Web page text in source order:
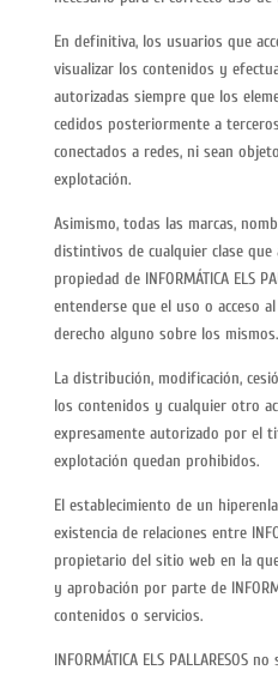
En definitiva, los usuarios que
visualizar los contenidos y
autorizadas siempre que los
cedidos posteriormente a
conectados a redes, ni sean
explotación.
Asimismo, todas las marcas,
distintivos de cualquier clase
propiedad de INFORMÁTICA ELS
entenderse que el uso o acceso
derecho alguno sobre los mismos.
La distribución, modificación,
los contenidos y cualquier otro
expresamente autorizado por el
explotación quedan prohibidos.
El establecimiento de un
existencia de relaciones entre
propietario del sitio web en la
y aprobación por parte de
contenidos o servicios.
INFORMÁTICA ELS PALLARESOS